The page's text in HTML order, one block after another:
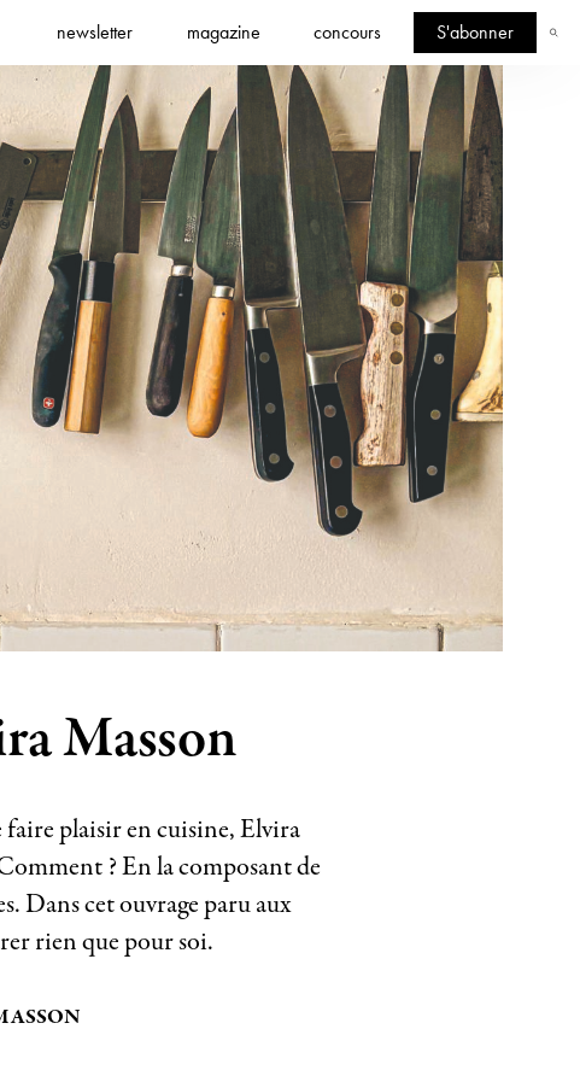
newsletter magazine concours S'abonner
Masson
faire plaisir en cuisine, Elvira
? En la composant de
Dans cet ouvrage paru aux
rien que pour soi.